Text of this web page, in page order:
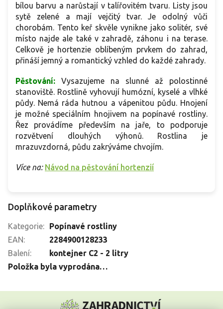
bílou barvu a narůstají v talířovitém tvaru. Listy jsou
sytě zelené a mají vejčitý tvar. Je odolný vůči
chorobám. Tento keř skvěle vynikne jako solitér, své
místo najde ale také v zahradě, záhonu i na terase.
Celkově je hortenzie oblíbeným prvkem do zahrad,
přináší jemný a romantický vzhled do každé zahrady.
Pěstování: Vysazujeme na slunné až polostinné
stanoviště. Rostlině vyhovují humózní, kyselé a vlhké
půdy. Nemá ráda hutnou a vápenitou půdu. Hnojení
je možné speciálním hnojivem na popínavé rostliny.
Řez provádíme především na jaře, to podporuje
rozvětvení dlouhých výhonů. Rostlina je
mrazuvzdorná, půdu zakrýváme chvojím.
Více na: Návod na pěstování hortenzií
Doplňkové parametry
Kategorie:
Popínavé rostliny
EAN:
2284900128233
Balení:
kontejner C2 - 2 litry
Položka byla vyprodána…